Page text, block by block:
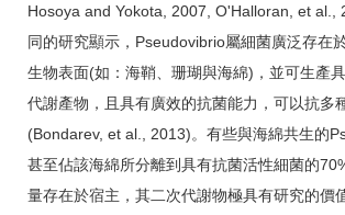
Hosoya and Yokota, 2007, O'Halloran, et al.,
同的研究顯示，Pseudovibrio屬細菌廣泛存在
生物表面(如：海鞘、珊瑚與海綿)，並可生產
代謝產物，且具有廣效的抗菌能力，可以抗多
(Bondarev, et al., 2013)。有些與海綿共生的
甚至佔該海綿所分離到具有抗菌活性細菌的
量存在於宿主，其二次代謝物極具有研究的價